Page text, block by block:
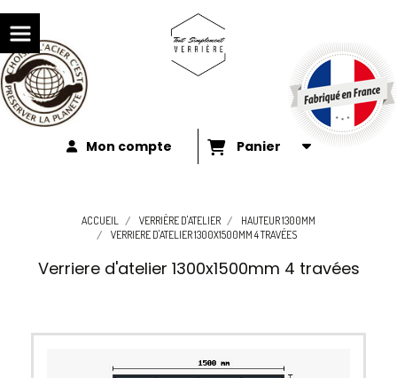
Mon compte Panier
ACCUEIL VERRIÈRE D'ATELIER
HAUTEUR 1300MM
VERRIERE D'ATELIER 1300X1500MM 4 TRAVÉES
Verriere d'atelier 1300x1500mm 4 travées